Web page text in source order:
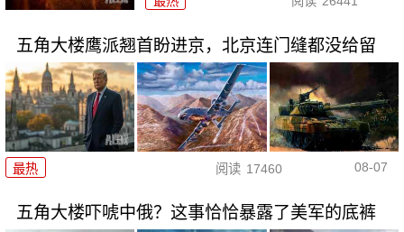
五角大楼鹰派翘首盼进京，北京连门缝都没给留
最热 阅读 17460 08-07
五角大楼吓唬中俄？这事恰恰暴露了美军的底裤